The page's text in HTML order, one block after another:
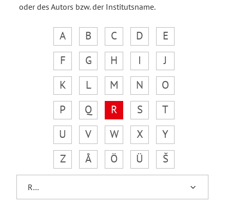
oder des Autors bzw. der Institutsname.
A B C D
E
F
G H I
J
K
L M N
O
P
Q R S
T
U
V W X
Y
Z
Å Ö Ü Š